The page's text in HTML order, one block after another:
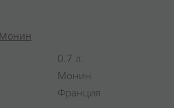
Монин
0.7 л.
Монин
Франция